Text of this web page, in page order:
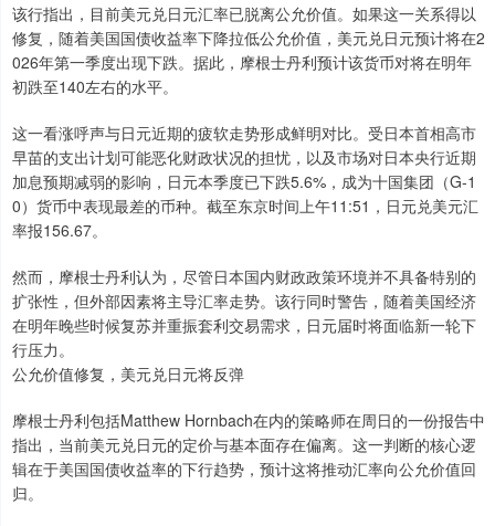
该行指出，目前美元兑日元汇率已脱离公允价值。如果这一关系得以
修复，随着美国国债收益率下降拉低公允价值，美元兑日元预计将在2
026年第一季度出现下跌。据此，摩根士丹利预计该货币对将在明年
初跌至140左右的水平。
这一看涨呼声与日元近期的疲软走势形成鲜明对比。受日本首相高市
早苗的支出计划可能恶化财政状况的担忧，以及市场对日本央行近期
加息预期减弱的影响，日元本季度已下跌5.6%，成为十国集团（G-1
0）货币中表现最差的币种。截至东京时间上午11:51，日元兑美元汇
率报156.67。
然而，摩根士丹利认为，尽管日本国内财政政策环境并不具备特别的
扩张性，但外部因素将主导汇率走势。该行同时警告，随着美国经济
在明年晚些时候复苏并重振套利交易需求，日元届时将面临新一轮下
行压力。
公允价值修复，美元兑日元将反弹
摩根士丹利包括Matthew Hornbach在内的策略师在周日的一份报告中
指出，当前美元兑日元的定价与基本面存在偏离。这一判断的核心逻
辑在于美国国债收益率的下行趋势，预计这将推动汇率向公允价值回
归。